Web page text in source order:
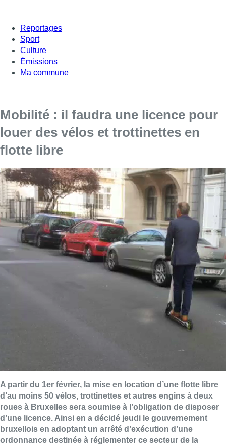
Reportages
Sport
Culture
Émissions
Ma commune
Mobilité : il faudra une licence pour
louer des vélos et trottinettes en
flotte libre
A partir du 1er février, la mise en location d’une flotte libre
d’au moins 50 vélos, trottinettes et autres engins à deux
roues à Bruxelles sera soumise à l’obligation de disposer
d’une licence. Ainsi en a décidé jeudi le gouvernement
bruxellois en adoptant un arrêté d’exécution d’une
ordonnance destinée à réglementer ce secteur de la